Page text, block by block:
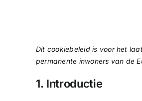
Dit cookiebeleid is voor het
permanente inwoners van de
1. Introductie